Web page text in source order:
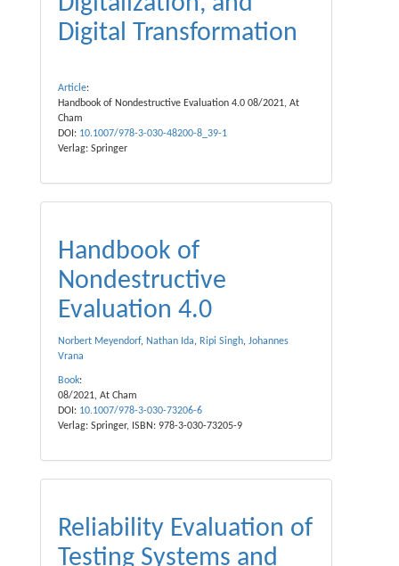
Digital Transformation
Article:
Handbook of Nondestructive Evaluation 4.0 08/2021, At
Cham
DOI: 10.1007/978-3-030-48200-8_39-1
Verlag: Springer
Handbook of
Nondestructive
Evaluation 4.0
Norbert Meyendorf, Nathan Ida, Ripi Singh, Johannes
Vrana
Book:
08/2021, At Cham
DOI: 10.1007/978-3-030-73206-6
Verlag: Springer, ISBN: 978-3-030-73205-9
Reliability Evaluation of
Testing Systems and